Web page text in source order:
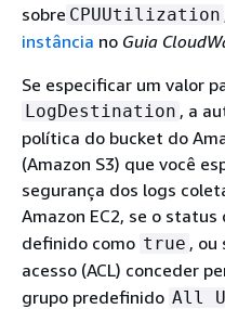
sobre CPUUtilization
instância no Guia
Se especificar um valor
LogDestination , a
política do bucket do
(Amazon S3) que você
segurança dos logs
Amazon EC2, se o
definido como true , ou
acesso (ACL) conceder
grupo predefinido All